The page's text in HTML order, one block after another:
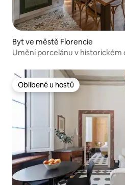
Byt ve městě Florencie
Umění porcelánu v historickém
Oblíbené u hostů
Oblíbené u hostů